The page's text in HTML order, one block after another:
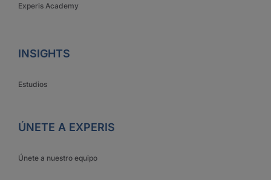
Experis Academy
INSIGHTS
Estudios
ÚNETE A EXPERIS
Únete a nuestro equipo